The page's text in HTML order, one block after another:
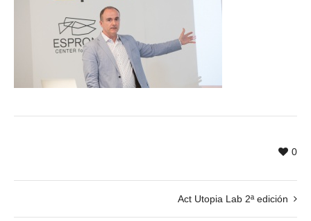
0
Act Utopia Lab 2ª edición